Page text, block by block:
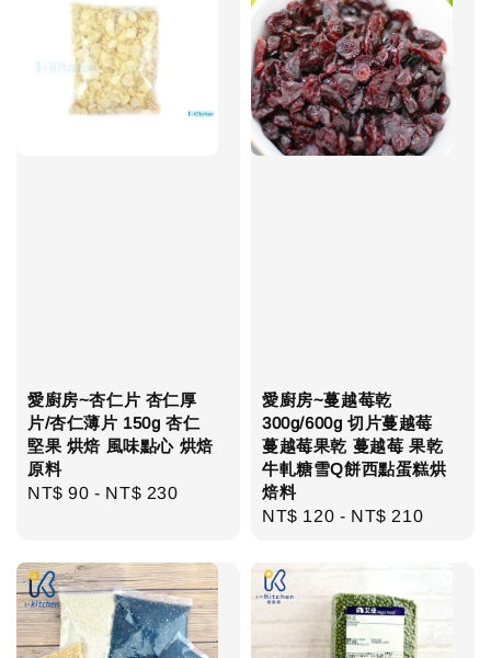
愛廚房~杏仁片 杏仁厚
片/杏仁薄片 150g 杏仁
堅果 烘焙 風味點心 烘焙
原料
Regular
NT$ 90 - NT$ 230
愛廚房~蔓越莓乾
300g/600g 切片蔓越莓
蔓越莓果乾 蔓越莓 果乾
牛軋糖雪Q餅西點蛋糕烘
焙料
Regular
NT$ 120 - NT$ 210